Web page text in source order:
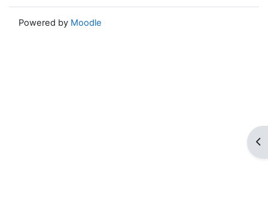
Powered by Moodle